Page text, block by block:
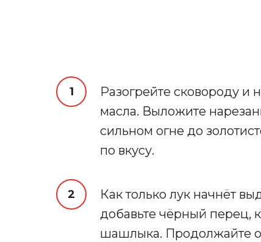
Разогрейте сковороду и
масла. Выложите
сильном огне до
по вкусу.
Как только лук начнёт
добавьте чёрный перец,
шашлыка. Продолжайте